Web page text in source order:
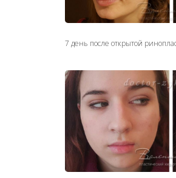
7 день после открытой